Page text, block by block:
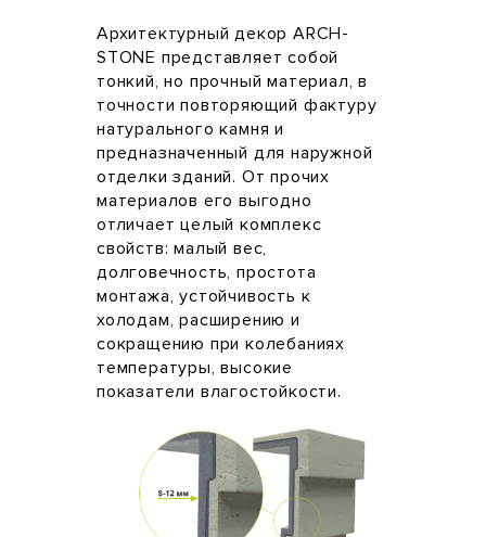
Архитектурный декор ARCH-
STONE представляет собой
тонкий, но прочный материал, в
точности повторяющий фактуру
натурального камня и
предназначенный для наружной
отделки зданий. От прочих
материалов его выгодно
отличает целый комплекс
свойств: малый вес,
долговечность, простота
монтажа, устойчивость к
холодам, расширению и
сокращению при колебаниях
температуры, высокие
показатели влагостойкости.